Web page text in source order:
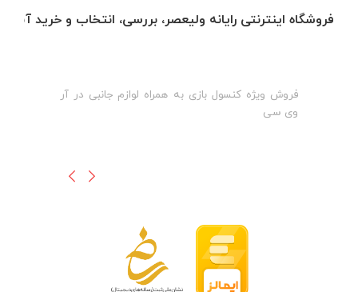
فروشگاه اینترنتی رایانه ولیعصر، بررسی، انتخاب و خرید
فروش ویژه کنسول بازی به همراه لوازم جانبی در آر
وی سی